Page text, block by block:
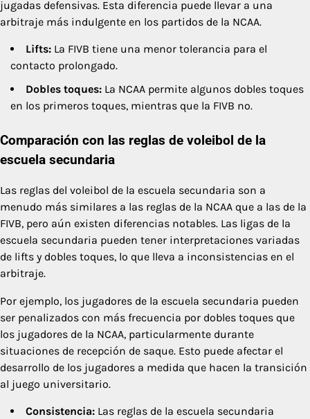
jugadas defensivas. Esta diferencia puede llevar a una
arbitraje más indulgente en los partidos de la NCAA.
Lifts: La FIVB tiene una menor tolerancia para el
contacto prolongado.
Dobles toques: La NCAA permite algunos dobles toques
en los primeros toques, mientras que la FIVB no.
Comparación con las reglas de voleibol de la
escuela secundaria
Las reglas del voleibol de la escuela secundaria son a
menudo más similares a las reglas de la NCAA que a las de la
FIVB, pero aún existen diferencias notables. Las ligas de la
escuela secundaria pueden tener interpretaciones variadas
de lifts y dobles toques, lo que lleva a inconsistencias en el
arbitraje.
Por ejemplo, los jugadores de la escuela secundaria pueden
ser penalizados con más frecuencia por dobles toques que
los jugadores de la NCAA, particularmente durante
situaciones de recepción de saque. Esto puede afectar el
desarrollo de los jugadores a medida que hacen la transición
al juego universitario.
Consistencia: Las reglas de la escuela secundaria